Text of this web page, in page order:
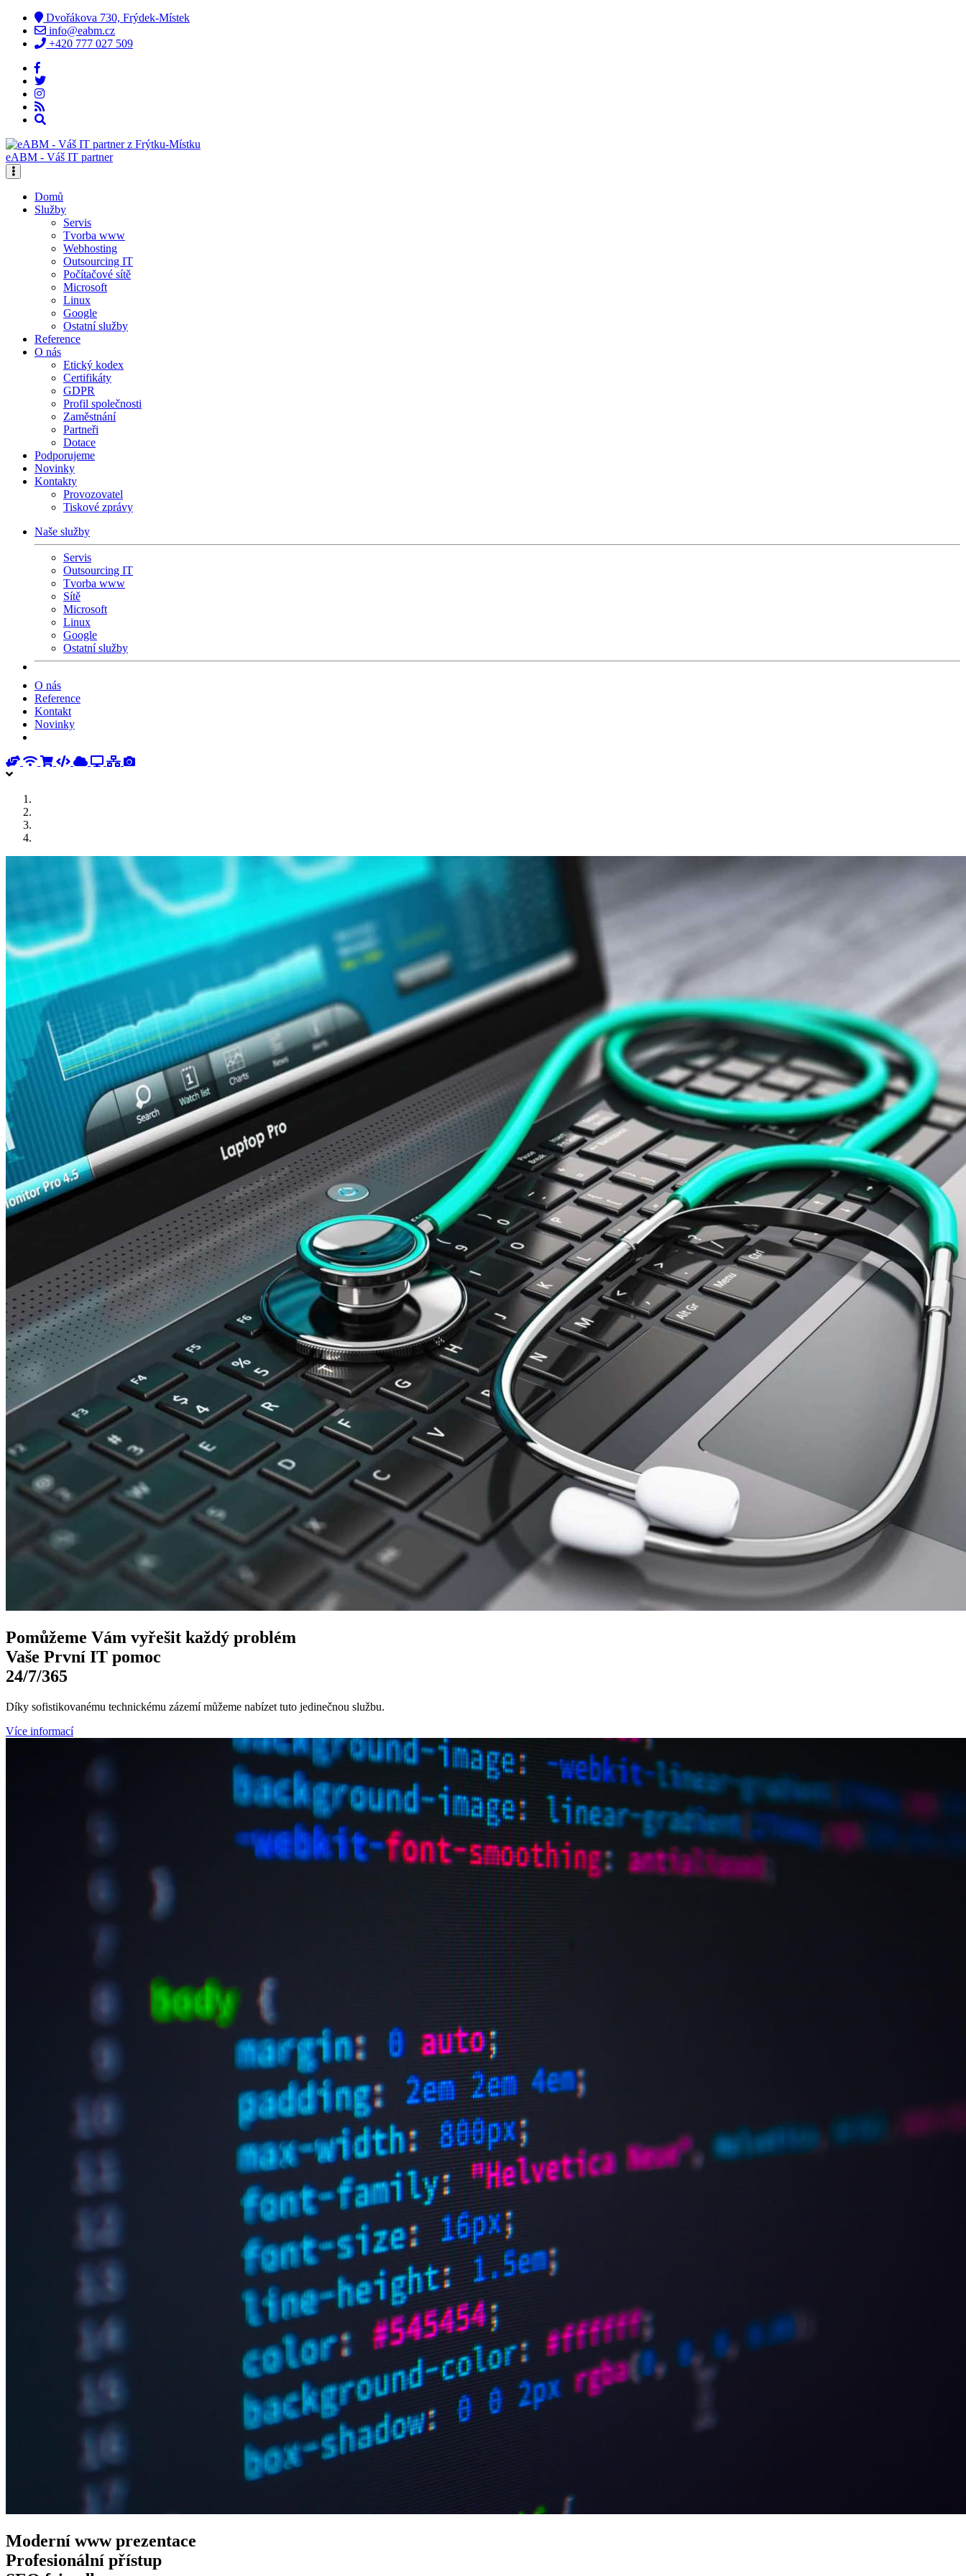
Dvořákova 730, Frýdek-Místek
info@eabm.cz
+420 777 027 509
eABM - Váš IT partner
Domů
Služby
Servis
Tvorba www
Webhosting
Outsourcing IT
Počítačové sítě
Microsoft
Linux
Google
Ostatní služby
Reference
O nás
Etický kodex
Certifikáty
GDPR
Profil společnosti
Zaměstnání
Partneři
Dotace
Podporujeme
Novinky
Kontakty
Provozovatel
Tiskové zprávy
Naše služby
Servis
Outsourcing IT
Tvorba www
Sítě
Microsoft
Linux
Google
Ostatní služby
O nás
Reference
Kontakt
Novinky
Pomůžeme Vámvyřešit každý problém
Vaše PrvníIT pomoc
24/7/365
Díky sofistikovanému technickému zázemí můžeme nabízet tuto jedinečnou službu.
Více informací
Moderní wwwprezentace
Profesionálnípřístup